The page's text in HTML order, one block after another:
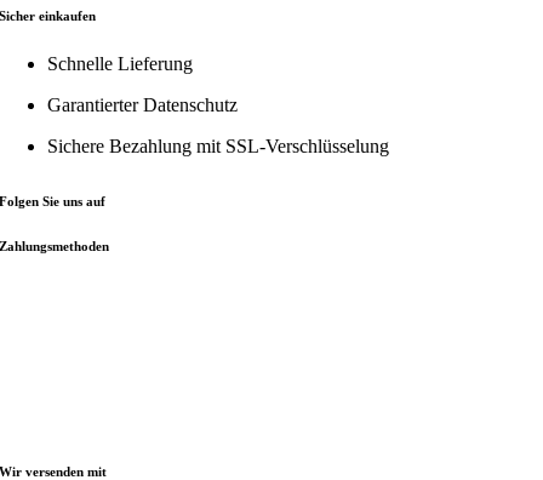
Sicher einkaufen
Schnelle Lieferung
Garantierter Datenschutz
Sichere Bezahlung mit SSL-Verschlüsselung
Folgen Sie uns auf
Zahlungsmethoden
Wir versenden mit